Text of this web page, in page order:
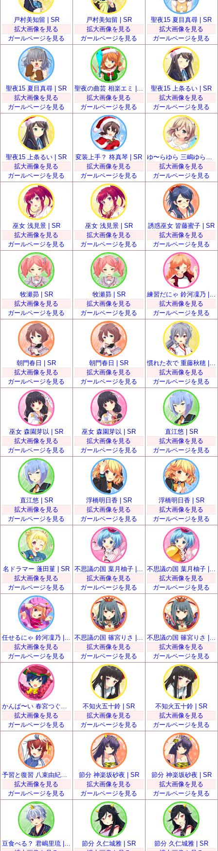
戸村美知留 | SR
拡大画像を見る
ガールページを見る
戸村美知留 | SR
拡大画像を見る
ガールページを見る
聖夜15 夏目真尋 | SR
拡大画像を見る
ガールページを見る
聖夜15 夏目真尋 | SR
拡大画像を見る
ガールページを見る
聖夜の曲芸 相楽エミ | SR
拡大画像を見る
ガールページを見る
聖夜15 上条るい | SR
拡大画像を見る
ガールページを見る
聖夜15 上条るい | SR
拡大画像を見る
ガールページを見る
変装上手？ 柊真琴 | SR
拡大画像を見る
ガールページを見る
拡大画像を見る
ガールページを見る
巫女 浅見景 | SR
拡大画像を見る
ガールページを見る
巫女 浅見景 | SR
拡大画像を見る
ガールページを見る
誘惑巫女 皆藤蜜子 | SR
拡大画像を見る
ガールページを見る
牧瀬昴 | SR
拡大画像を見る
ガールページを見る
牧瀬昴 | SR
拡大画像を見る
ガールページを見る
練習だにゃ 鈴河凜乃 | SR
拡大画像を見る
ガールページを見る
朝門春日 | SR
拡大画像を見る
ガールページを見る
朝門春日 | SR
拡大画像を見る
ガールページを見る
慣れた衣で 重藤秋穂 | SR
拡大画像を見る
ガールページを見る
巫女 森園芽以 | SR
拡大画像を見る
ガールページを見る
巫女 森園芽以 | SR
拡大画像を見る
ガールページを見る
直江悠 | SR
拡大画像を見る
ガールページを見る
直江悠 | SR
拡大画像を見る
ガールページを見る
浮橋明日香 | SR
拡大画像を見る
ガールページを見る
浮橋明日香 | SR
拡大画像を見る
ガールページを見る
名ドラマー 蓬田菫 | SR
拡大画像を見る
ガールページを見る
不思議の国 葉月柚子 | SR
拡大画像を見る
ガールページを見る
不思議の国 葉月柚子 | SR
拡大画像を見る
ガールページを見る
拡大画像を見る
ガールページを見る
不思議の国 篠宮りさ | SR
拡大画像を見る
ガールページを見る
不思議の国 篠宮りさ | SR
拡大画像を見る
ガールページを見る
拡大画像を見る
ガールページを見る
不知火五十鈴 | SR
拡大画像を見る
ガールページを見る
不知火五十鈴 | SR
拡大画像を見る
ガールページを見る
拡大画像を見る
ガールページを見る
節分 神楽坂砂夜 | SR
拡大画像を見る
ガールページを見る
節分 神楽坂砂夜 | SR
拡大画像を見る
ガールページを見る
節分 久仁城雅 | SR
節分 久仁城雅 | SR